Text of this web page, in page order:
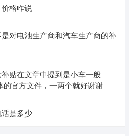
格咋说
对电池生产商和汽车生产商的补
贴在文章中提到是小车一般
的官方文件，一两个就好谢谢
是多少